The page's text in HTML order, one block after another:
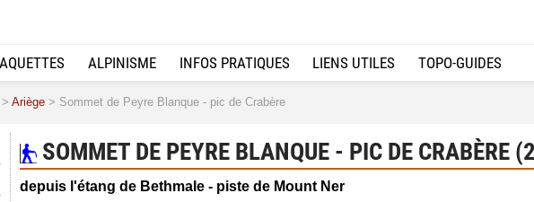
ALPINISME INFOS PRATIQUES LIENS UTILES TOPO-GUIDES
Ariège > Sommet de Peyre Blanque - pic de Crabère
SOMMET DE PEYRE BLANQUE - PIC DE CRABÈRE
depuis l'étang de Bethmale - piste de Mount Ner